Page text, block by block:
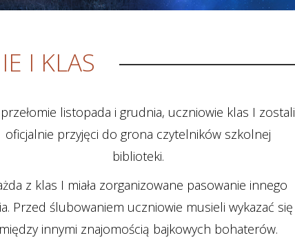
I KLAS
listopada i grudnia, uczniowie klas I zostali
oficjalnie przyjęci do grona czytelników szkolnej
biblioteki.
z klas I miała zorganizowane pasowanie innego
Przed ślubowaniem uczniowie musieli wykazać się
między innymi znajomością bajkowych bohaterów.